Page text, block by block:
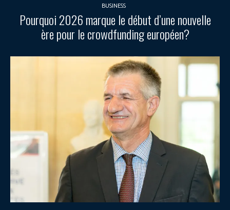
BUSINESS
Pourquoi 2026 marque le début d’une nouvelle
ère pour le crowdfunding européen?